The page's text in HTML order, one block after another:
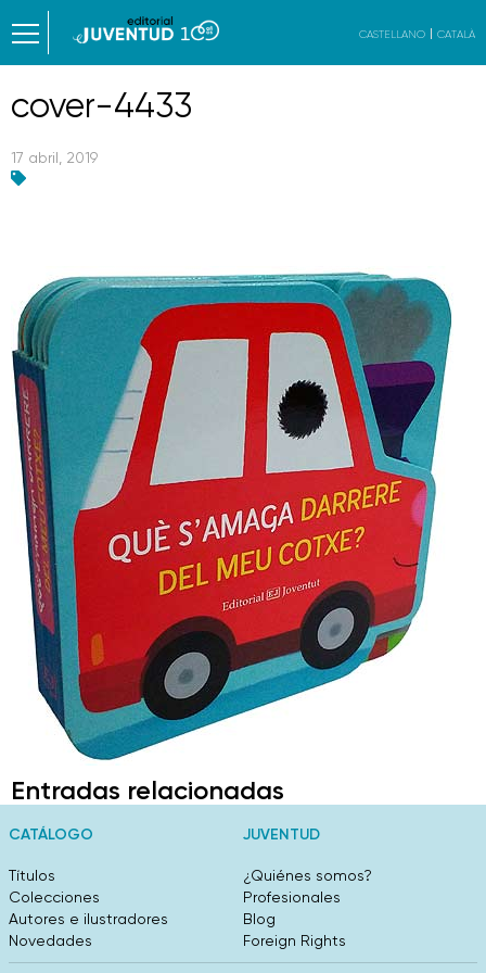
CASTELLANO CATALÀ
cover-4433
17 abril, 2019
Entradas relacionadas
CATÁLOGO
Títulos
Colecciones
Autores e ilustradores
Novedades
JUVENTUD
¿Quiénes somos?
Profesionales
Blog
Foreign Rights